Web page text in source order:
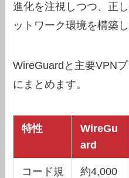
進化を注視しつつ、正
ットワーク環境を構築
WireGuardと主要VPN
にまとめます。
特性
WireGu
ard
コード規 約4,000